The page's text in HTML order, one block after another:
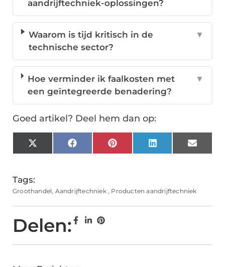
aandrijftechniek-oplossingen?
Waarom is tijd kritisch in de
technische sector?
▼
Hoe verminder ik faalkosten met
een geïntegreerde benadering?
▼
Goed artikel? Deel hem dan op:
X
(Twitter)
FacebookPinterestLinkedInEmail
Tags:
Groothandel, Aandrijftechniek, Producten aandrijftechniek
Delen: